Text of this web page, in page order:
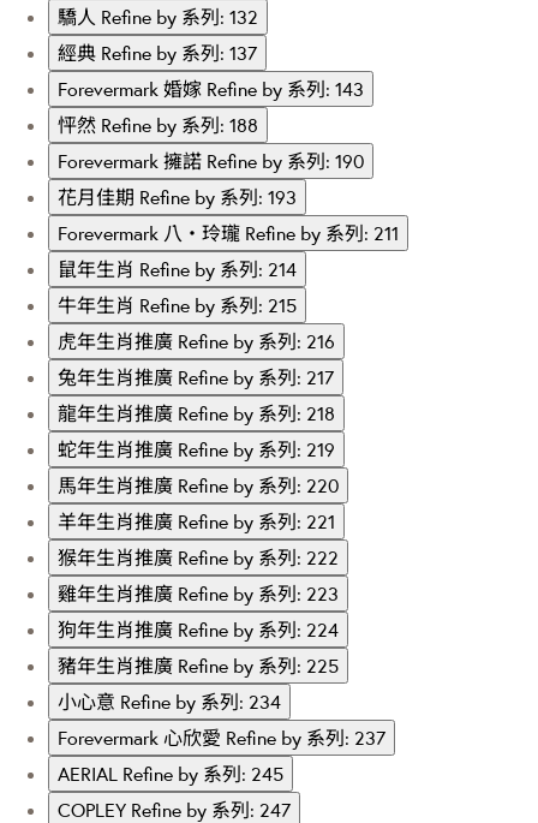
驕人 Refine by 系列: 132
經典 Refine by 系列: 137
Forevermark 婚嫁 Refine by 系列: 143
怦然 Refine by 系列: 188
Forevermark 擁諾 Refine by 系列: 190
花月佳期 Refine by 系列: 193
Forevermark 八‧玲瓏 Refine by 系列: 211
鼠年生肖 Refine by 系列: 214
牛年生肖 Refine by 系列: 215
虎年生肖推廣 Refine by 系列: 216
兔年生肖推廣 Refine by 系列: 217
龍年生肖推廣 Refine by 系列: 218
蛇年生肖推廣 Refine by 系列: 219
馬年生肖推廣 Refine by 系列: 220
羊年生肖推廣 Refine by 系列: 221
猴年生肖推廣 Refine by 系列: 222
雞年生肖推廣 Refine by 系列: 223
狗年生肖推廣 Refine by 系列: 224
豬年生肖推廣 Refine by 系列: 225
小心意 Refine by 系列: 234
Forevermark 心欣愛 Refine by 系列: 237
AERIAL Refine by 系列: 245
COPLEY Refine by 系列: 247